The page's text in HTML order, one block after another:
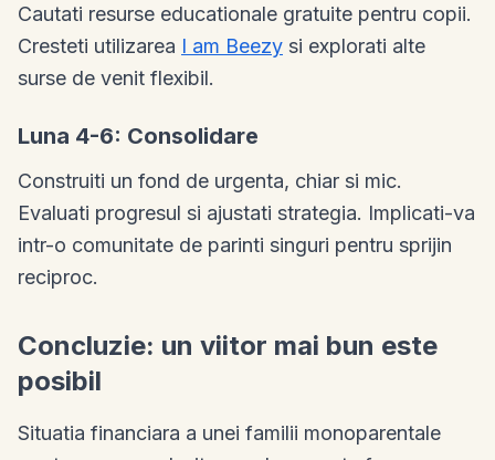
Cautati resurse educationale gratuite pentru copii.
Cresteti utilizarea I am Beezy si explorati alte
surse de venit flexibil.
Luna 4-6: Consolidare
Construiti un fond de urgenta, chiar si mic.
Evaluati progresul si ajustati strategia. Implicati-va
intr-o comunitate de parinti singuri pentru sprijin
reciproc.
Concluzie: un viitor mai bun este
posibil
Situatia financiara a unei familii monoparentale